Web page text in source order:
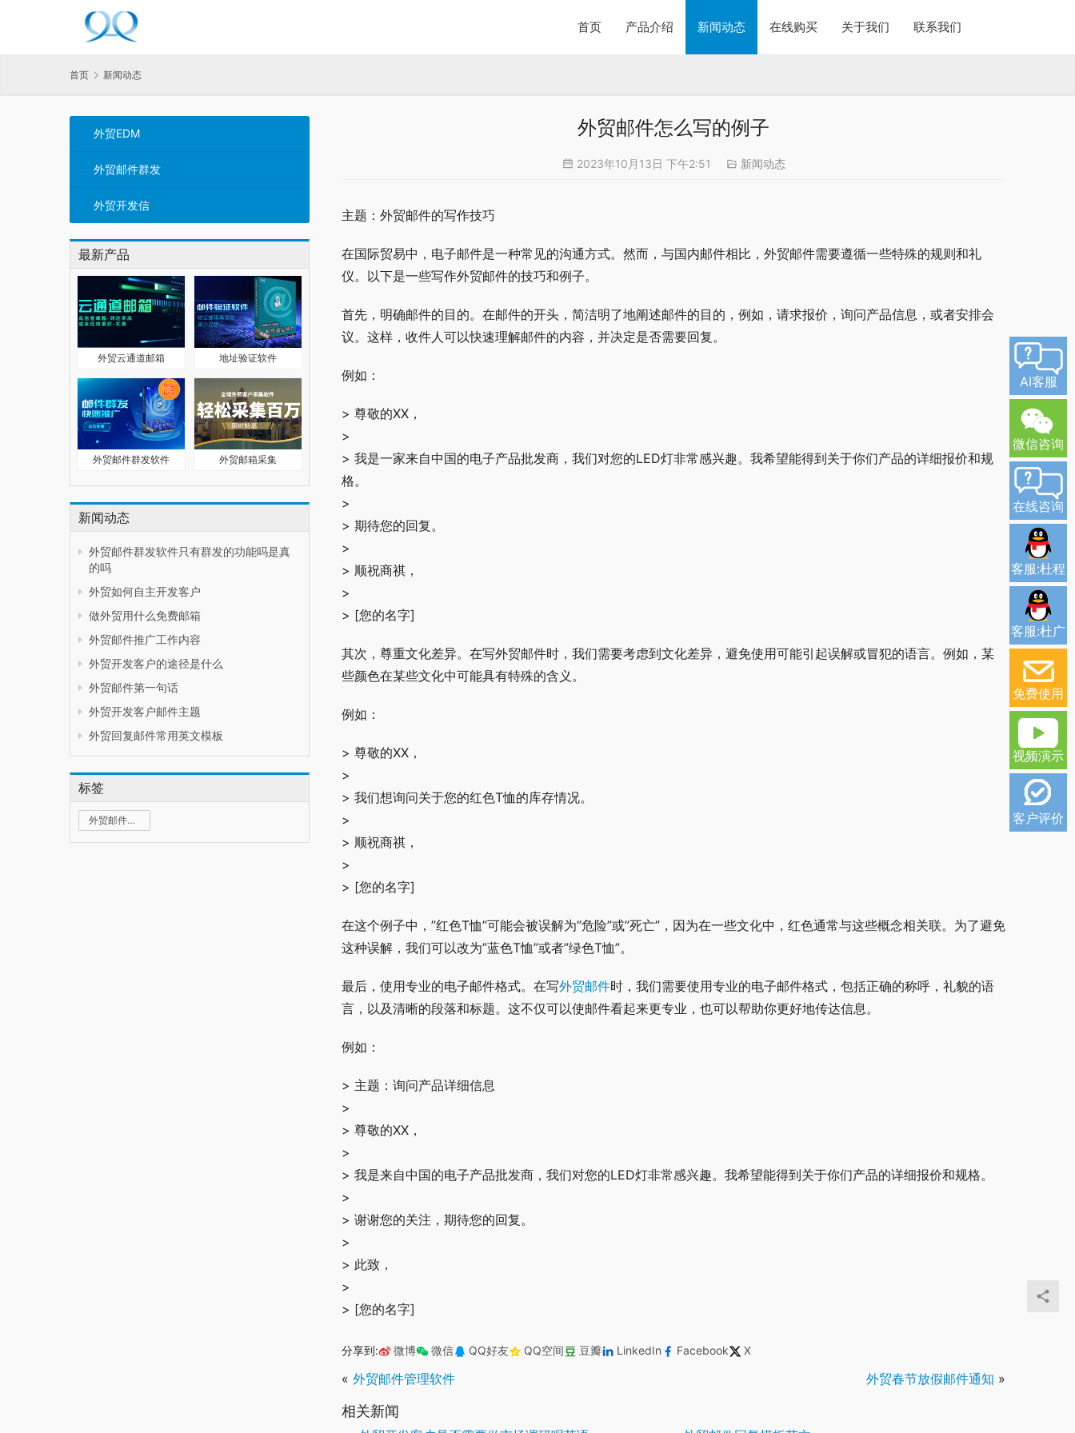
首页 产品介绍 新闻动态 在线购买 关于我们 联系我们
首页 新闻动态
外贸EDM
外贸邮件群发
外贸开发信
最新产品
外贸云通道邮箱 地址验证软件
外贸邮件群发软件 外贸邮箱采集
新闻动态
外贸邮件群发软件只有群发的功能吗是真
的吗
外贸如何自主开发客户
做外贸用什么免费邮箱
外贸邮件推广工作内容
外贸开发客户的途径是什么
外贸邮件第一句话
外贸开发客户邮件主题
外贸回复邮件常用英文模板
标签
外贸邮件群发
外贸邮件怎么写的例子
2023年10月13日 下午2:51 新闻动态
主题：外贸邮件的写作技巧
在国际贸易中，电子邮件是一种常见的沟通方式。然而，与国内邮件相比，外贸邮件需要遵循一些特殊的规则和礼
仪。以下是一些写作外贸邮件的技巧和例子。
首先，明确邮件的目的。在邮件的开头，简洁明了地阐述邮件的目的，例如，请求报价，询问产品信息，或者安排会
议。这样，收件人可以快速理解邮件的内容，并决定是否需要回复。
例如：
> 尊敬的XX，
>
> 我是一家来自中国的电子产品批发商，我们对您的LED灯非常感兴趣。我希望能得到关于你们产品的详细报价和规
格。
>
> 期待您的回复。
>
> 顺祝商祺，
>
> [您的名字]
其次，尊重文化差异。在写外贸邮件时，我们需要考虑到文化差异，避免使用可能引起误解或冒犯的语言。例如，某
些颜色在某些文化中可能具有特殊的含义。
例如：
> 尊敬的XX，
>
> 我们想询问关于您的红色T恤的库存情况。
>
> 顺祝商祺，
>
> [您的名字]
在这个例子中，”红色T恤”可能会被误解为”危险”或”死亡”，因为在一些文化中，红色通常与这些概念相关联。为了避免
这种误解，我们可以改为”蓝色T恤”或者”绿色T恤”。
最后，使用专业的电子邮件格式。在写外贸邮件时，我们需要使用专业的电子邮件格式，包括正确的称呼，礼貌的语
言，以及清晰的段落和标题。这不仅可以使邮件看起来更专业，也可以帮助你更好地传达信息。
例如：
> 主题：询问产品详细信息
>
> 尊敬的XX，
>
> 我是来自中国的电子产品批发商，我们对您的LED灯非常感兴趣。我希望能得到关于你们产品的详细报价和规格。
>
> 谢谢您的关注，期待您的回复。
>
> 此致，
>
> [您的名字]
分享到: 微博 微信 QQ好友 QQ空间 豆瓣 LinkedIn Facebook X
« 外贸邮件管理软件 外贸春节放假邮件通知 »
相关新闻
AI客服
微信咨询
在线咨询
客服:杜程
客服:杜广
免费使用
视频演示
客户评价